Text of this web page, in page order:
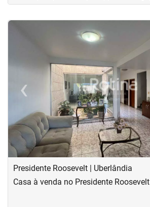
<
‹Previous
Presidente Roosevelt | Uberlândia
Casa à venda no Presidente Roosevelt